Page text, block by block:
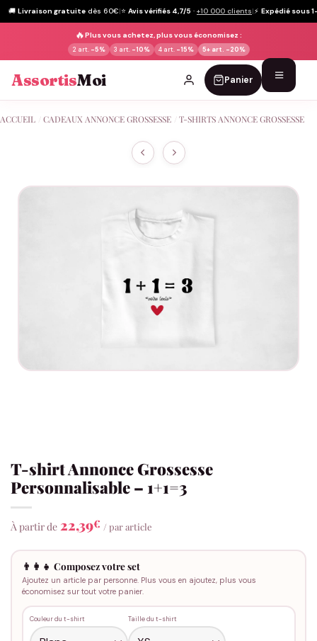
🚚 Livraison gratuite dès 60€|⭐ Avis vérifiés 4,7/5 · +10 000 clients|⚡ Expédié sous
🔥Plus vous achetez, plus vous économisez :
2 art. -5% 3 art. -10% 4 art. -15% 5+ art. -20%
AssortisMoi Panier
au
ACCUEIL CADEAUX ANNONCE GROSSESSE T-SHIRTS ANNONCE GROSSESSE
T-shirt Annonce Grossesse
Personnalisable – 1+1=3
À partir de 22,39€ / par article
👨‍👩‍👧 Composez votre set
Ajoutez un article par personne. Plus vous en ajoutez, plus vous
économisez sur tout votre panier.
Couleur du t-shirt Taille du t-shirt